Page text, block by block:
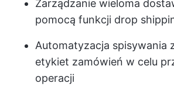
Zarządzanie wieloma
pomocą funkcji drop
Automatyzacja spisywania
etykiet zamówień w celu
operacji